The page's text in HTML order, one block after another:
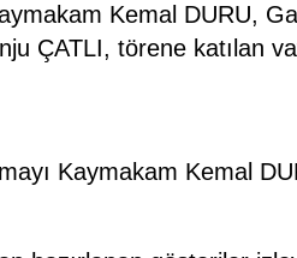
Kemal DURU,
ÇATLI, törene katılan
Kaymakam Kemal